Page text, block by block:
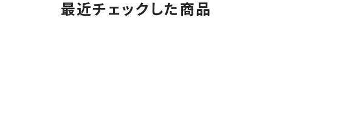
最近チェックした商品